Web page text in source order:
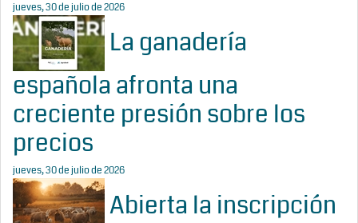
jueves, 30 de julio de 2026
La ganadería
española afronta una
creciente presión sobre los
precios
jueves, 30 de julio de 2026
Abierta la inscripción